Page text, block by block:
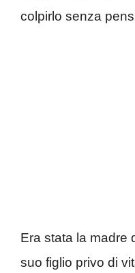
colpirlo senza
Era stata la madre
suo figlio privo di